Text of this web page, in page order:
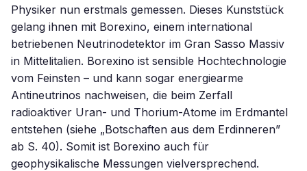
Physiker nun erstmals gemessen. Dieses Kunststück
gelang ihnen mit Borexino, einem international
betriebenen Neutrinodetektor im Gran Sasso Massiv
in Mittelitalien. Borexino ist sensible Hochtechnologie
vom Feinsten – und kann sogar energiearme
Antineutrinos nachweisen, die beim Zerfall
radioaktiver Uran- und Thorium-Atome im Erdmantel
entstehen (siehe „Botschaften aus dem Erdinneren”
ab S. 40). Somit ist Borexino auch für
geophysikalische Messungen vielversprechend.